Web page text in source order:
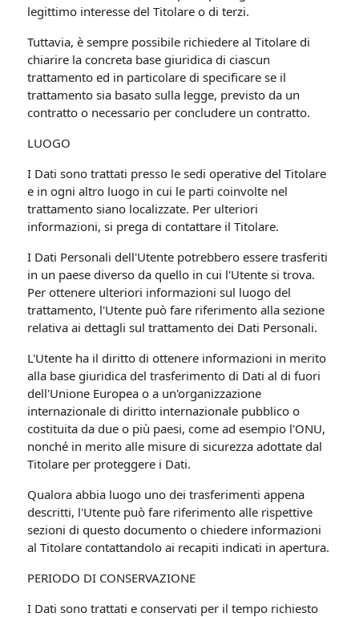
legittimo interesse del Titolare o di terzi.
Tuttavia, è sempre possibile richiedere al Titolare di
chiarire la concreta base giuridica di ciascun
trattamento ed in particolare di specificare se il
trattamento sia basato sulla legge, previsto da un
contratto o necessario per concludere un contratto.
LUOGO
I Dati sono trattati presso le sedi operative del Titolare
e in ogni altro luogo in cui le parti coinvolte nel
trattamento siano localizzate. Per ulteriori
informazioni, si prega di contattare il Titolare.
I Dati Personali dell'Utente potrebbero essere trasferiti
in un paese diverso da quello in cui l'Utente si trova.
Per ottenere ulteriori informazioni sul luogo del
trattamento, l'Utente può fare riferimento alla sezione
relativa ai dettagli sul trattamento dei Dati Personali.
L'Utente ha il diritto di ottenere informazioni in merito
alla base giuridica del trasferimento di Dati al di fuori
dell'Unione Europea o a un'organizzazione
internazionale di diritto internazionale pubblico o
costituita da due o più paesi, come ad esempio l'ONU,
nonché in merito alle misure di sicurezza adottate dal
Titolare per proteggere i Dati.
Qualora abbia luogo uno dei trasferimenti appena
descritti, l'Utente può fare riferimento alle rispettive
sezioni di questo documento o chiedere informazioni
al Titolare contattandolo ai recapiti indicati in apertura.
PERIODO DI CONSERVAZIONE
I Dati sono trattati e conservati per il tempo richiesto